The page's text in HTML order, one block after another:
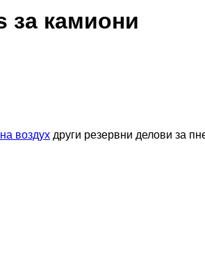
за камиони
воздух други резервни делови за